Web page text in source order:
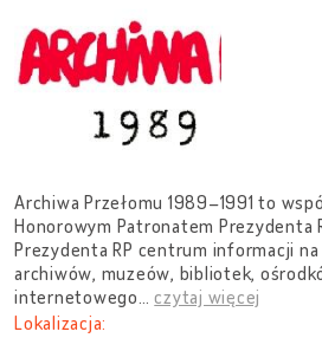
Archiwa Przełomu 1989–1991 to
Honorowym Patronatem Prezydenta
Prezydenta RP centrum informacji
archiwów, muzeów, bibliotek,
internetowego…czytaj więcej
Lokalizacja: